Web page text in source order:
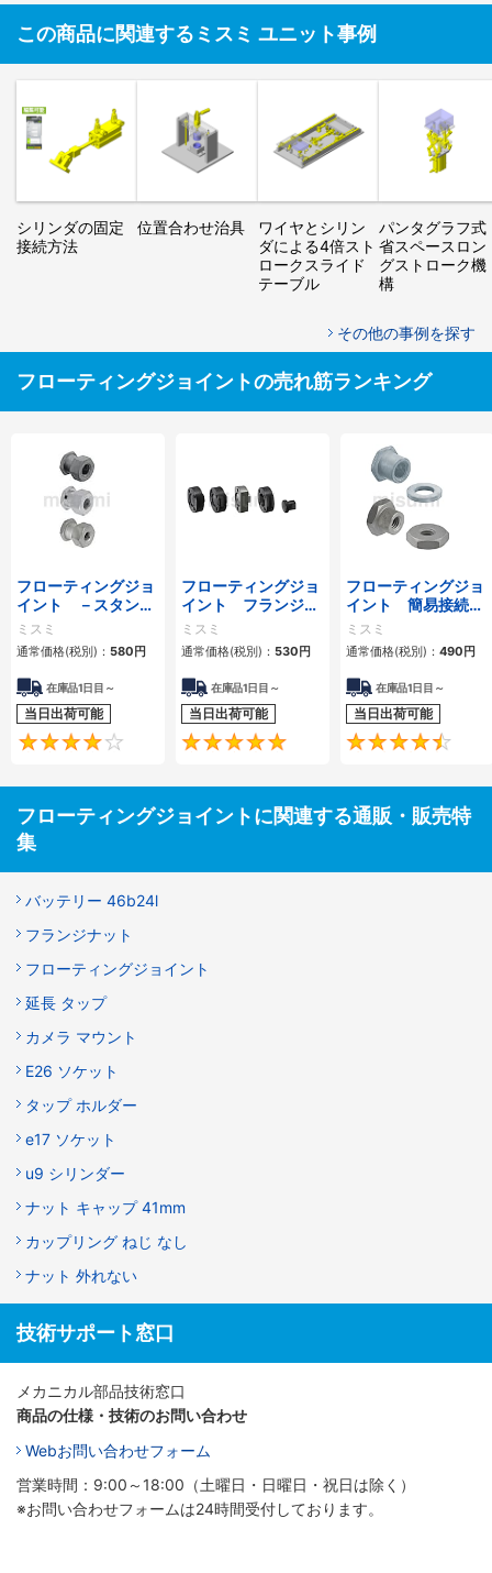
この商品に関連するミスミ ユニット事例
シリンダの固定
接続方法
位置合わせ治具
ワイヤとシリン
ダによる4倍スト
ロークスライド
テーブル
パンタグラフ式
省スペースロン
グストローク機
構
その他の事例を探す
フローティングジョイントの売れ筋ランキング
フローティングジョ
イント －スタンダ
－ドめねじタイプ－
ミスミ
通常価格(税別)： 580 円
在庫品1日目～
当日出荷可能
4.3
フローティングジョ
イント フランジ取
付型
ミスミ
通常価格(税別)： 530 円
在庫品1日目～
当日出荷可能
4.9
フローティングジョ
イント 簡易接続
型 －【めねじ】
シリンダコネクタ
セパレ－トタイプ－
ミスミ
通常価格(税別)： 490 円
在庫品1日目～
当日出荷可能
フローティングジョイントに関連する通販・販売特
集
バッテリー 46b24l
フランジナット
フローティングジョイント
延長 タップ
カメラ マウント
E26 ソケット
タップ ホルダー
e17 ソケット
u9 シリンダー
ナット キャップ 41mm
カップリング ねじ なし
ナット 外れない
技術サポート窓口
メカニカル部品技術窓口
商品の仕様・技術のお問い合わせ
Webお問い合わせフォーム
営業時間：9:00～18:00（土曜日・日曜日・祝日は除く）
※お問い合わせフォームは24時間受付しております。